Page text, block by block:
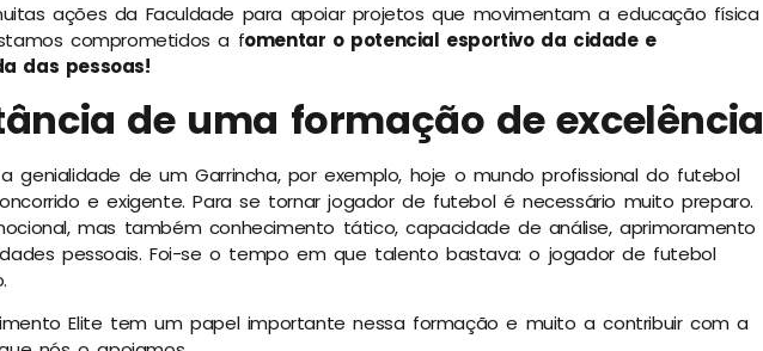
ações da Faculdade para apoiar projetos que movimentam a educação física
comprometidos a fomentar o potencial esportivo da cidade e
das pessoas!
de uma formação de excelência
genialidade de um Garrincha, por exemplo, hoje o mundo profissional do futebol
e exigente.Para se tornar jogador de futebol é necessário muito preparo.
mas também conhecimento tático, capacidade de análise, aprimoramento
pessoais. Foi-se o tempo em que talento bastava: o jogador de futebol
Elite tem um papel importante nessa formação e muito a contribuir com a